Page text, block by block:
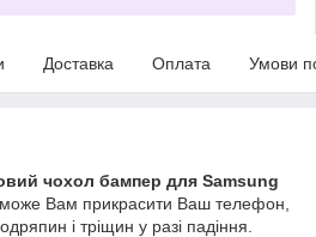
Доставка Оплата Умови
чохол бампер для Samsung
Вам прикрасити Ваш телефон,
і тріщин у разі падіння.